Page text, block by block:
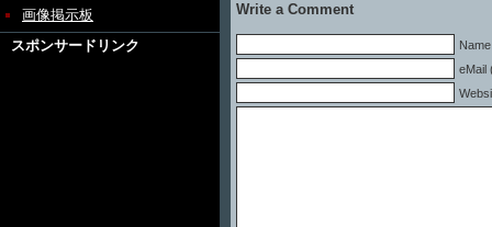
画像掲示板
スポンサードリンク
Write a Comment
eMail